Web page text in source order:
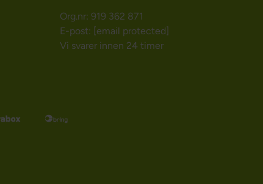
Org.nr: 919 362 871
E-post: [email protected]
Vi svarer innen 24 timer